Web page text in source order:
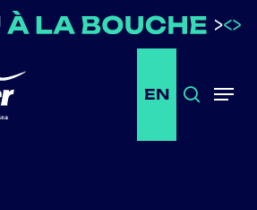
EN Menu